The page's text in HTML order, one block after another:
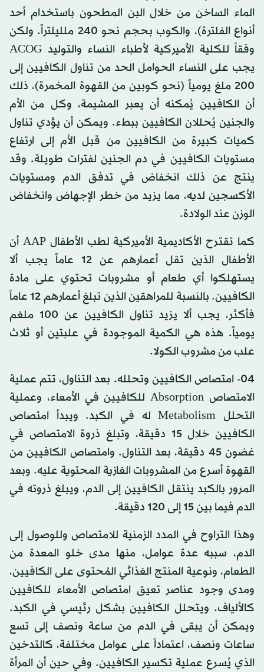
الماء الساخن من خلال البن المطحون باستخدام أحد
أنواع الفلترة)، والكوب بحجم نحو 240 ملليلتراً. ولكن
وفقاً للكلية الأميركية لأطباء النساء والتوليد ACOG
يجب على النساء الحوامل الحد من تناول الكافيين إلى
200 ملغ يومياً (نحو كوبين من القهوة المخمرة)، ذلك
أن الكافيين يُمكنه أن يعبر المشيمة، وكل من الأم
والجنين يُحللان الكافيين ببطء. ويمكن أن يؤدي تناول
كميات كبيرة من الكافيين من قبل الأم إلى ارتفاع
مستويات الكافيين في دم الجنين لفترات طويلة. وقد
ينتج عن ذلك انخفاض في تدفق الدم ومستويات
الأكسجين لديه، مما يزيد من خطر الإجهاض وانخفاض
الوزن عند الولادة.
كما تقترح الأكاديمية الأميركية لطب الأطفال AAP أن
الأطفال الذين تقل أعمارهم عن 12 عاماً يجب ألا
يستهلكوا أي طعام أو مشروبات تحتوي على مادة
الكافيين. بالنسبة للمراهقين الذين تبلغ أعمارهم 12 عاماً
فأكثر، يجب ألا يزيد تناول الكافيين عن 100 ملغم
يومياً. هذه هي الكمية الموجودة في علبتين أو ثلاث
علب من مشروب الكولا.
04- امتصاص الكافيين وتحلله. بعد التناول، تتم عملية
الامتصاص Absorption للكافيين في الأمعاء، وعملية
التحلل Metabolism له في الكبد. ويبدأ امتصاص
الكافيين خلال 15 دقيقة، وتبلغ ذروة الامتصاص في
غضون 45 دقيقة، بعد التناول. وامتصاص الكافيين من
القهوة أسرع من المشروبات الغازية المحتوية عليه. وبعد
المرور بالكبد ينتقل الكافيين إلى الدم، ويبلغ ذروته في
الدم فيما بين 15 إلى 120 دقيقة.
وهذا التراوح في المدد الزمنية للامتصاص وللوصول إلى
الدم، سببه عدة عوامل، منها مدى خلو المعدة من
الطعام، ونوعية المنتج الغذائي المُحتوى على الكافيين،
ومدى وجود عناصر تعيق امتصاص الأمعاء للكافيين
كالألياف. ويتحلل الكافيين بشكل رئيسي في الكبد.
ويمكن أن يبقى في الدم من ساعة ونصف إلى تسع
ساعات ونصف، اعتماداً على عوامل مختلفة، كالتدخين
الذي يُسرع عملية تكسير الكافيين. وفي حين أن المرأة